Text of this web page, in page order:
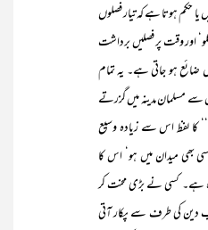
حکم ہوتا ہے کہ تیار فصلوں
اور وقت پر فصلیں برداشت
ہو جاتی ہے۔ یہ تمام
مسلمان مدینہ میں گزرتے
کا لفظ اس سے زیادہ وسیع
بھی میدان میں ہو‘ اس کا
ہے۔ کسی نے بڑی محنت کر
دین کی طرف سے پکار آتی